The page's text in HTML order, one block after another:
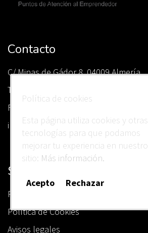
Contacto
C/ Minas de Gádor 8, 04009 Almería.
Tlf.
Fax
info@estebanasesores.es
Sobre nosotros
Política de Privacidad
Política de Cookies
Avisos legales
Política de cookies
Esta página utiliza cookies y otras
tecnologías para que podamos
mejorar tu experiencia en nuestro
sitio: Más información.
Acepto Rechazar